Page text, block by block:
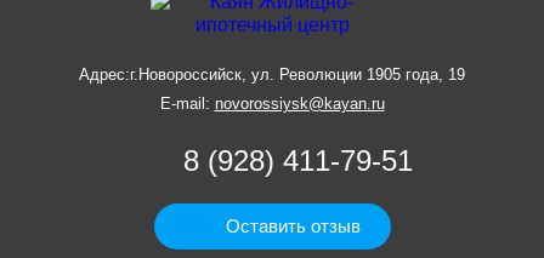
Адрес:г.Новороссийск, ул. Революции 1905 года, 19
E-mail: novorossiysk@kayan.ru
8 (928) 411-79-51
Оставить отзыв